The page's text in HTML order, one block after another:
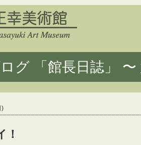
グ 「館長日誌」
)
！